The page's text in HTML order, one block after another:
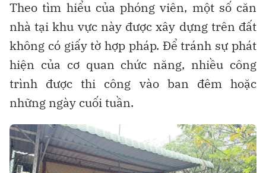
Theo tìm hiểu của phóng viên, một số căn
nhà tại khu vực này được xây dựng trên đất
không có giấy tờ hợp pháp. Để tránh sự phát
hiện của cơ quan chức năng, nhiều công
trình được thi công vào ban đêm hoặc
những ngày cuối tuần.